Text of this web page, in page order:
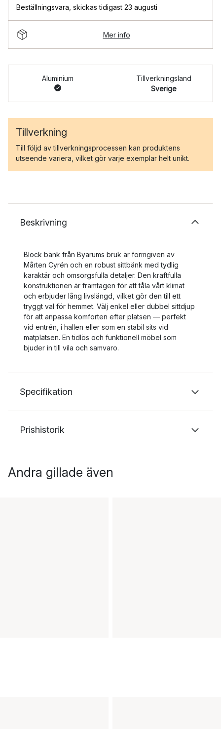
Beställningsvara skickas tidigast 23 augusti
Mer info
Aluminium
Tillverkningsland
Sverige
Tillverkning
Till följd av tillverkningsprocessen kan produktens
utseende variera, vilket gör varje exemplar helt unikt.
Beskrivning
Block bänk från Byarums bruk är formgiven av
Mårten Cyrén och en robust sittbänk med tydlig
karaktär och omsorgsfulla detaljer. Den kraftfulla
konstruktionen är framtagen för att tåla vårt klimat
och erbjuder lång livslängd, vilket gör den till ett
tryggt val för hemmet. Välj enkel eller dubbel sittdjup
för att anpassa komforten efter platsen — perfekt
vid entrén, i hallen eller som en stabil sits vid
matplatsen. En tidlös och funktionell möbel som
bjuder in till vila och samvaro.
Specifikation
Prishistorik
Andra gillade även